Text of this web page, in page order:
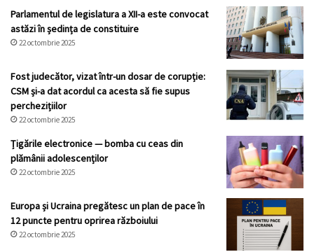
Parlamentul de legislatura a XII-a este convocat
astăzi în ședința de constituire
22 octombrie 2025
Fost judecător, vizat într-un dosar de corupție:
CSM și-a dat acordul ca acesta să fie supus
perchezițiilor
22 octombrie 2025
Țigările electronice — bomba cu ceas din
plămânii adolescenților
22 octombrie 2025
Europa și Ucraina pregătesc un plan de pace în
12 puncte pentru oprirea războiului
22 octombrie 2025